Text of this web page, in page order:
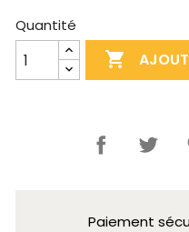
Quantité

Paiement